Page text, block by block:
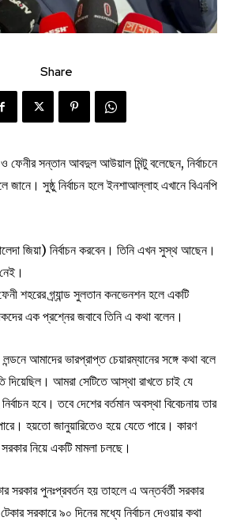
Share
ফেনীর সন্তান আবদুল আউয়াল মিন্টু বলেছেন, নির্বাচনে
সুষ্ঠু নির্বাচন হলে ইনশাআল্লাহ এখানে বিএনপি
জিয়া) নির্বাচন করবেন। তিনি এখন সুস্থ আছেন।
শহরের গ্র্যান্ড সুলতান কনভেনশন হলে একটি
এক প্রশ্নের জবাবে তিনি এ কথা বলেন।
আমাদের ভারপ্রাপ্ত চেয়ারম্যানের সঙ্গে কথা বলে
দিয়েছিল। আমরা সেটিতে আস্থা রাখতে চাই যে
হবে। তবে দেশের বর্তমান অবস্থা বিবেচনায় তার
হয়তো জানুয়ারিতেও হয়ে যেতে পারে। কারণ
নিয়ে একটি মামলা চলছে।
সরকার পুনঃপ্রবর্তন হয় তাহলে এ অন্তর্বর্তী সরকার
সরকারে ৯০ দিনের মধ্যে নির্বাচন দেওয়ার কথা